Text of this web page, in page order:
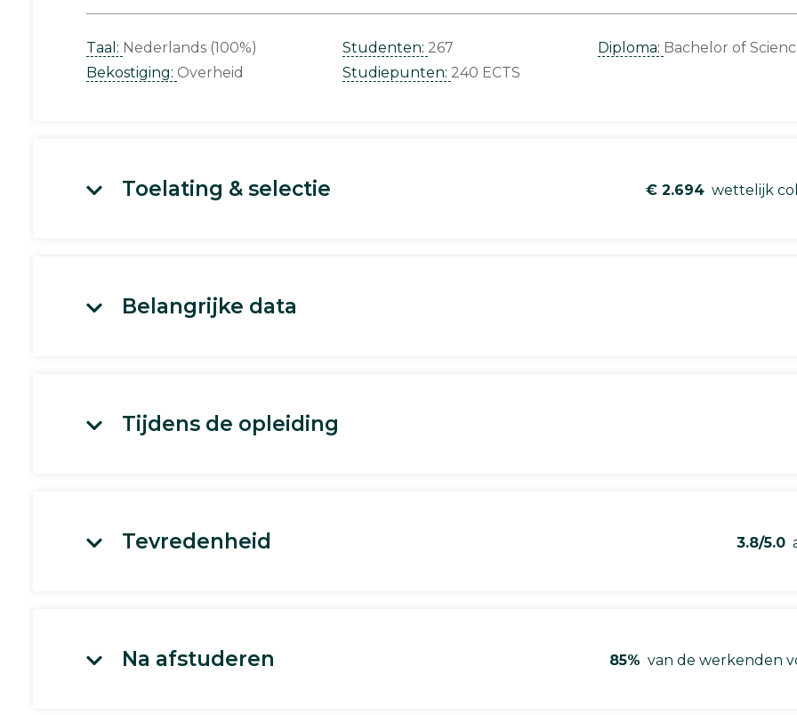
Taal: Nederlands (100%)
Bekostiging: Overheid
Studenten: 267
Studiepunten: 240 ECTS
Diploma: Bachelor of
Toelating & selectie € 2.694 wettelijk
Belangrijke data
Tijdens de opleiding
Tevredenheid 3.8/5.0
Na afstuderen 85% van de werkenden